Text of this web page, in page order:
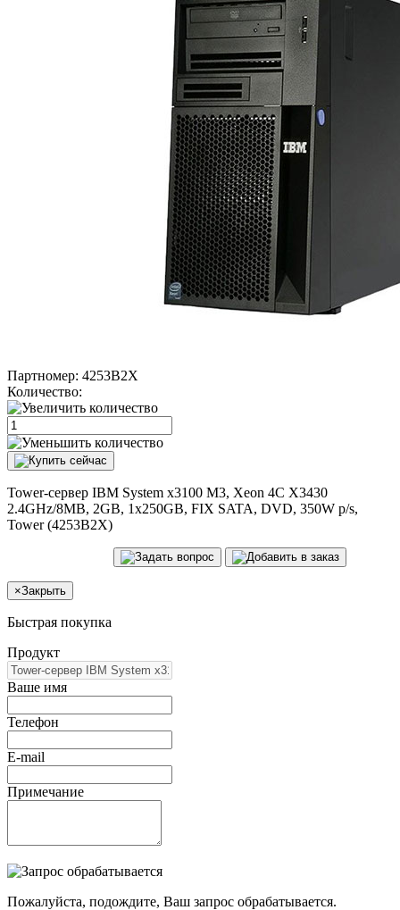
Партномер: 4253B2X
Количество:
Tower-сервер IBM System x3100 M3, Xeon 4C X3430
2.4GHz/8MB, 2GB, 1x250GB, FIX SATA, DVD, 350W p/s,
Tower (4253B2X)
×Закрыть
Быстрая покупка
Продукт
Ваше имя
Телефон
E-mail
Примечание
Пожалуйста, подождите, Ваш запрос обрабатывается.